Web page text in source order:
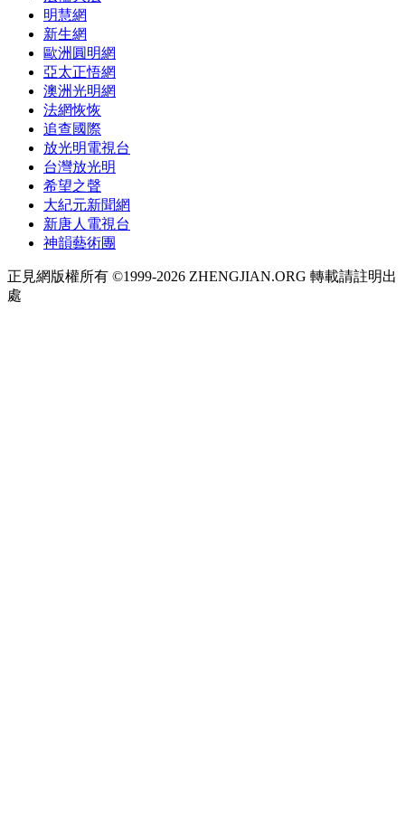
明慧網
新生網
歐洲圓明網
亞太正悟網
澳洲光明網
法網恢恢
追查國際
放光明電視台
台灣放光明
希望之聲
大紀元新聞網
新唐人電視台
神韻藝術團
正見網版權所有 ©1999-2026 ZHENGJIAN.ORG 轉載請註明出
處